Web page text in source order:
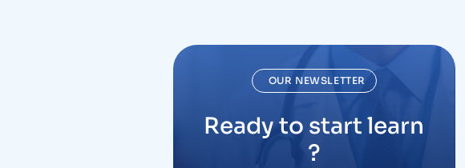
OUR NEWSLETTER
Ready to start learn
?